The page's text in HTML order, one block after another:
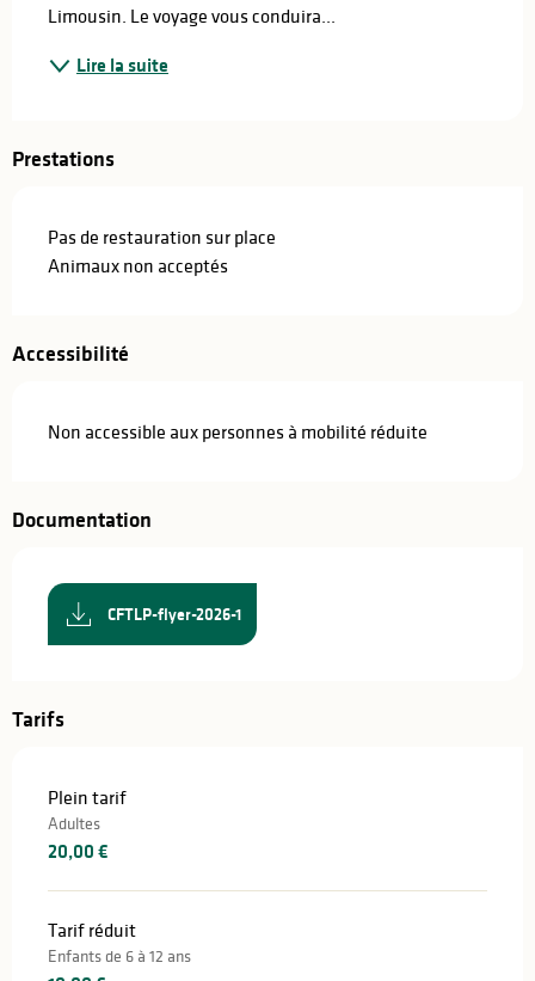
Limousin. Le voyage vous conduira...
Lire la suite
Prestations
Pas de restauration sur place
Animaux non acceptés
Accessibilité
Non accessible aux personnes à mobilité réduite
Documentation
CFTLP-flyer-2026-1
Tarifs
Plein tarif
Adultes
20,00 €
Tarif réduit
Enfants de 6 à 12 ans